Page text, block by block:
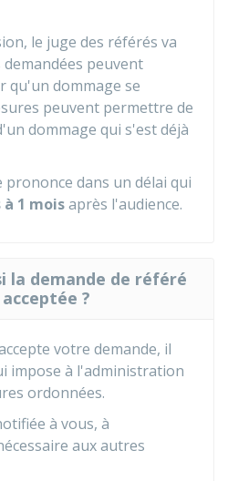
le juge des référés va
peuvent
qu'un dommage se
peuvent permettre de
dommage qui s'est déjà
prononce dans un délai qui
1 moisaprès l'audience.
la demande de référé
?
votre demande, il
impose à l'administration
ordonnées.
à vous, à
aux autres